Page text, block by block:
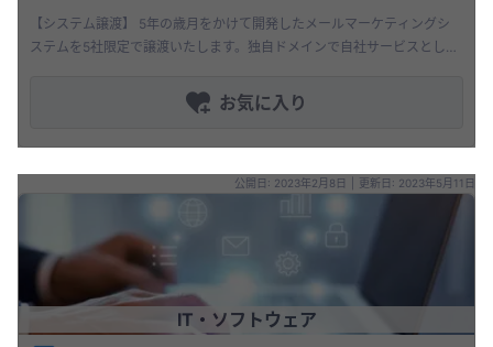
【システム譲渡】 5年の歳月をかけて開発したメールマーケティングシ
ステムを5社限定で譲渡いたします。独自ドメインで自社サービスとして
お気に入り
公開日: 2023年2月8日 更新日: 2023年5月11日
IT・ソフトウェア